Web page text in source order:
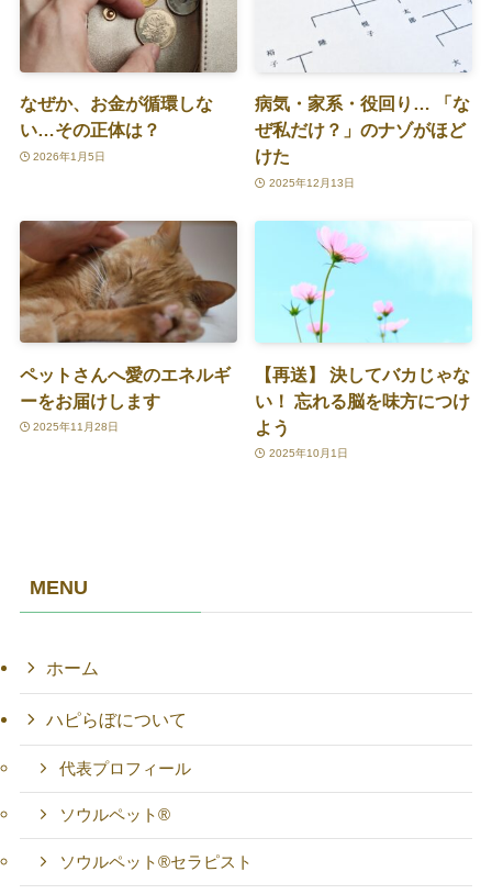
なぜか、お金が循環しな
い…その正体は？
2026年1月5日
病気・家系・役回り… 「な
ぜ私だけ？」のナゾがほど
けた
2025年12月13日
ペットさんへ愛のエネルギ
ーをお届けします
2025年11月28日
【再送】 決してバカじゃな
い！ 忘れる脳を味方につけ
よう
2025年10月1日
MENU
ホーム
ハピらぼについて
代表プロフィール
ソウルペット®
ソウルペット®セラピスト